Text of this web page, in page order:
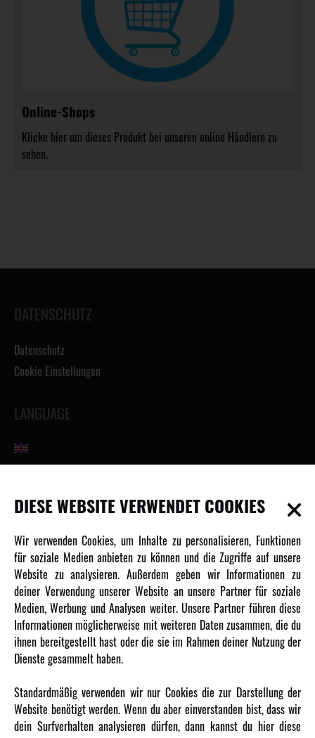
Online-Shops
Klicke hier um dieses Produkt bei unseren online Händlern zu
sehen.
DATENSCHUTZ
Datenschutz
Cookie Einstellungen
LANGUAGE
INFORMATIONEN
Newsletter
Über uns
Karriere
Amewi Kataloge
MEHR VON AMEWI
Amewi Construction - Nutzfahrzeuge
Malinos - Die kreative Seite von Amewi
DIESE WEBSITE VERWENDET COOKIES
Wir verwenden Cookies, um Inhalte zu personalisieren, Funktionen
für soziale Medien anbieten zu können und die Zugriffe auf unsere
Website zu analysieren. Außerdem geben wir Informationen zu
deiner Verwendung unserer Website an unsere Partner für soziale
Medien, Werbung und Analysen weiter. Unsere Partner führen diese
Informationen möglicherweise mit weiteren Daten zusammen, die du
ihnen bereitgestellt hast oder die sie im Rahmen deiner Nutzung der
Dienste gesammelt haben.
Standardmäßig verwenden wir nur Cookies die zur Darstellung der
Website benötigt werden. Wenn du aber einverstanden bist, dass wir
dein Surfverhalten analysieren dürfen, dann kannst du hier diese